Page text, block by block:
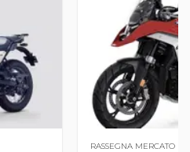
RASSEGNA MERCATO